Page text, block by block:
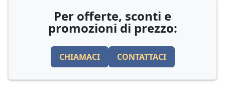
Per offerte, sconti e
promozioni di prezzo:
CHIAMACI CONTATTACI